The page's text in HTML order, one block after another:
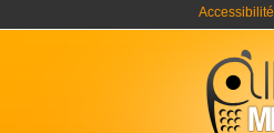
Accessibilité